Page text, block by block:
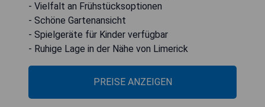
- Vielfalt an Frühstücksoptionen
- Schöne Gartenansicht
- Spielgeräte für Kinder verfügbar
- Ruhige Lage in der Nähe von Limerick
PREISE ANZEIGEN